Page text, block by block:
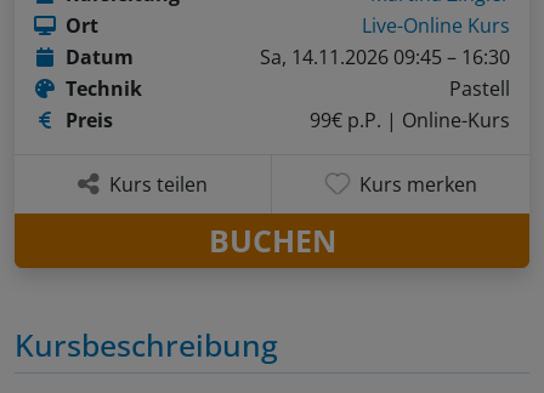
Kursbeschreibung
Ort
Live-Online Kurs
Datum
Sa, 14.11.2026 09:45 – 16:30
Technik
Pastell
Preis
99€ p.P. | Online-Kurs
Kurs teilen Kurs merken
BUCHEN